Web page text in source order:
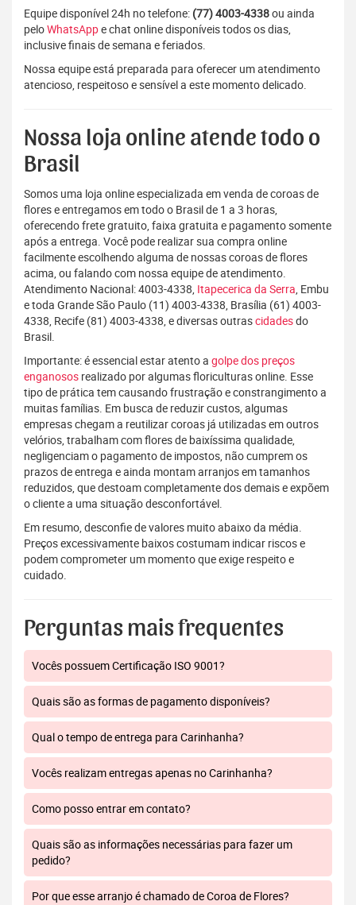
Equipe disponível 24h no telefone: (77) 4003-4338ou ainda
peloWhatsAppe chat online disponíveis todos os dias,
inclusive finais de semana e feriados.
Nossa equipe está preparada para oferecer um atendimento
atencioso, respeitoso e sensível a este momento delicado.
Nossa loja online atende todo o
Brasil
Somos uma loja online especializada em venda de coroas de
flores e entregamos em todo o Brasil de 1 a 3 horas,
oferecendo frete gratuito, faixa gratuita e pagamento somente
após a entrega. Você pode realizar sua compra online
facilmente escolhendo alguma de nossas coroas de flores
acima, ou falando com nossa equipe de atendimento.
Atendimento Nacional: 4003-4338, Itapecerica da Serra, Embu
e toda Grande São Paulo (11) 4003-4338, Brasília (61) 4003-
4338, Recife (81) 4003-4338, e diversas outrascidadesdo
Brasil.
Importante: é essencial estar atento a golpe dos preços
enganosos realizado por algumas floriculturas online. Esse
tipo de prática tem causando frustração e constrangimento a
muitas famílias. Em busca de reduzir custos, algumas
empresas chegam a reutilizar coroas já utilizadas em outros
velórios, trabalham com flores de baixíssima qualidade,
negligenciam o pagamento de impostos, não cumprem os
prazos de entrega e ainda montam arranjos em tamanhos
reduzidos, que destoam completamente dos demais e expõem
o cliente a uma situação desconfortável.
Em resumo, desconfie de valores muito abaixo da média.
Preços excessivamente baixos costumam indicar riscos e
podem comprometer um momento que exige respeito e
cuidado.
Perguntas mais frequentes
Vocês possuem Certificação ISO 9001?
Quais são as formas de pagamento disponíveis?
Qual o tempo de entrega para Carinhanha?
Vocês realizam entregas apenas no Carinhanha?
Como posso entrar em contato?
Quais são as informações necessárias para fazer um
pedido?
Por que esse arranjo é chamado de Coroa de Flores?